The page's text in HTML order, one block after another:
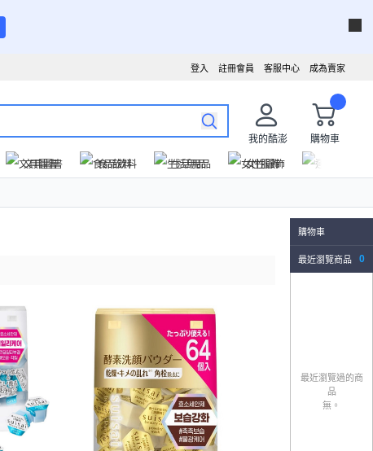
成為賣家
客服中心
註冊會員
登入
我的酷澎
購物車
文具圖書 食品飲料 生活用品 女性服飾
購物車
最近瀏覽商品 0
最近瀏覽過的商
品
無。